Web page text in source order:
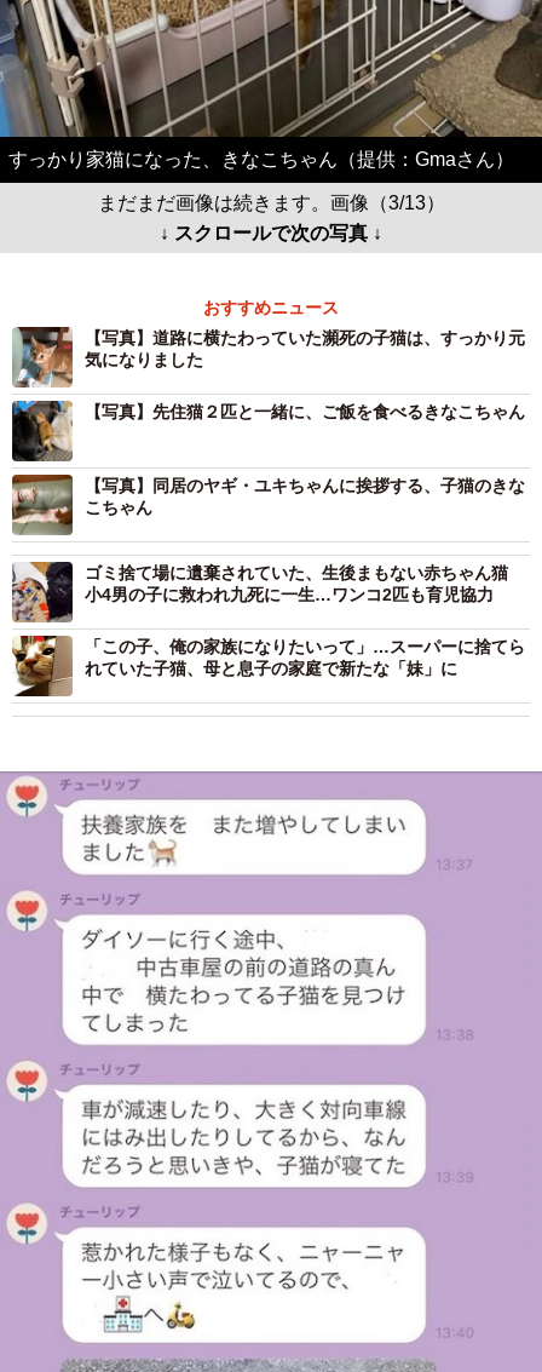
すっかり家猫になった、きなこちゃん（提供：Gmaさん）
まだまだ画像は続きます。画像（3/13）
↓ スクロールで次の写真 ↓
おすすめニュース
【写真】道路に横たわっていた瀕死の子猫は、すっかり元
気になりました
【写真】先住猫２匹と一緒に、ご飯を食べるきなこちゃん
【写真】同居のヤギ・ユキちゃんに挨拶する、子猫のきな
こちゃん
ゴミ捨て場に遺棄されていた、生後まもない赤ちゃん猫
小4男の子に救われ九死に一生…ワンコ2匹も育児協力
「この子、俺の家族になりたいって」…スーパーに捨てら
れていた子猫、母と息子の家庭で新たな「妹」に